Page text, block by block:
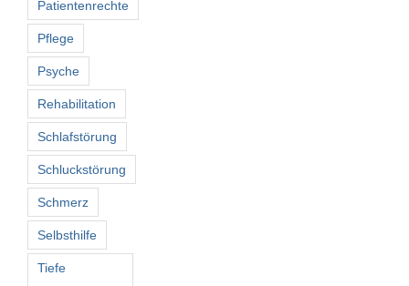
Patientenrechte
Pflege
Psyche
Rehabilitation
Schlafstörung
Schluckstörung
Schmerz
Selbsthilfe
Tiefe